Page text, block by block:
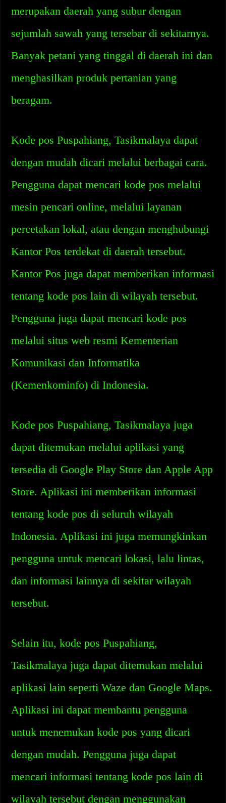
merupakan daerah yang subur dengan
sejumlah sawah yang tersebar di sekitarnya.
Banyak petani yang tinggal di daerah ini dan
menghasilkan produk pertanian yang
beragam.
Kode pos Puspahiang, Tasikmalaya dapat
dengan mudah dicari melalui berbagai cara.
Pengguna dapat mencari kode pos melalui
mesin pencari online, melalui layanan
percetakan lokal, atau dengan menghubungi
Kantor Pos terdekat di daerah tersebut.
Kantor Pos juga dapat memberikan informasi
tentang kode pos lain di wilayah tersebut.
Pengguna juga dapat mencari kode pos
melalui situs web resmi Kementerian
Komunikasi dan Informatika
(Kemenkominfo) di Indonesia.
Kode pos Puspahiang, Tasikmalaya juga
dapat ditemukan melalui aplikasi yang
tersedia di Google Play Store dan Apple App
Store. Aplikasi ini memberikan informasi
tentang kode pos di seluruh wilayah
Indonesia. Aplikasi ini juga memungkinkan
pengguna untuk mencari lokasi, lalu lintas,
dan informasi lainnya di sekitar wilayah
tersebut.
Selain itu, kode pos Puspahiang,
Tasikmalaya juga dapat ditemukan melalui
aplikasi lain seperti Waze dan Google Maps.
Aplikasi ini dapat membantu pengguna
untuk menemukan kode pos yang dicari
dengan mudah. Pengguna juga dapat
mencari informasi tentang kode pos lain di
wilayah tersebut dengan menggunakan